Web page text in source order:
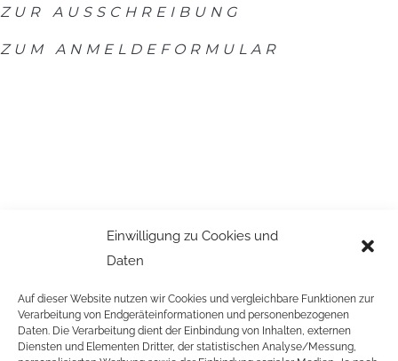
Einwilligung zu Cookies und
Daten
Auf dieser Website nutzen wir Cookies und vergleichbare Funktionen zur
Verarbeitung von Endgeräteinformationen und personenbezogenen
Daten. Die Verarbeitung dient der Einbindung von Inhalten, externen
Diensten und Elementen Dritter, der statistischen Analyse/Messung,
ZUR AUSSCHREIBUNG
ZUM ANMELDEFORMULAR